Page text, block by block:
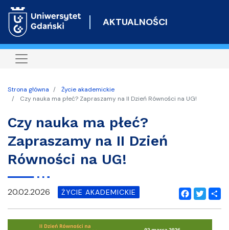
do
AKTUALNOŚCI
Strona główna
Życie akademickie
Czy nauka ma płeć? Zapraszamy na II Dzień Równości na UG!
Czy nauka ma płeć?
Zapraszamy na II Dzień
Równości na UG!
Facebook
Twitter
20.02.2026 ŻYCIE AKADEMICKIE